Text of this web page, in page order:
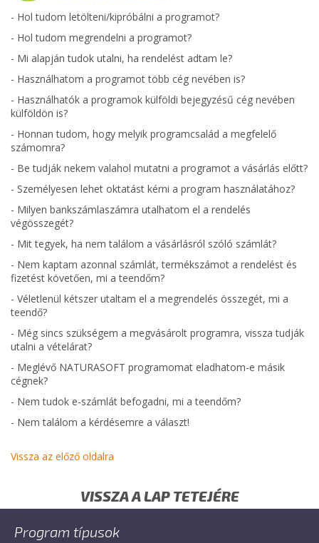
- Hol tudom letölteni/kipróbálni a programot?
- Hol tudom megrendelni a programot?
- Mi alapján tudok utalni, ha rendelést adtam le?
- Használhatom a programot több cég nevében is?
- Használhatók a programok külföldi bejegyzésű cég nevében
külföldön is?
- Honnan tudom, hogy melyik programcsalád a megfelelő
számomra?
- Be tudják nekem valahol mutatni a programot a vásárlás előtt?
- Személyesen lehet oktatást kérni a program használatához?
- Milyen bankszámlaszámra utalhatom el a rendelés
végösszegét?
- Mit tegyek, ha nem találom a vásárlásról szóló számlát?
- Nem kaptam azonnal számlát, termékszámot a rendelést és
fizetést követően, mi a teendőm?
- Véletlenül kétszer utaltam el a megrendelés összegét, mi a
teendő?
- Még sincs szükségem a megvásárolt programra, vissza tudják
utalni a vételárat?
- Meglévő NATURASOFT programomat eladhatom-e másik
cégnek?
- Nem tudok e-számlát befogadni, mi a teendőm?
- Nem találom a kérdésemre a választ!
Vissza az előző oldalra
VISSZA A LAP TETEJÉRE
Program típusok